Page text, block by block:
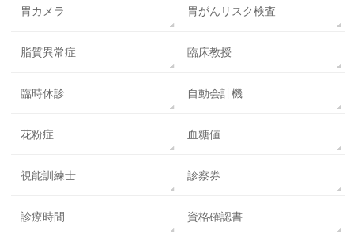
胃カメラ 胃がんリスク検査
脂質異常症 臨床教授
臨時休診 自動会計機
花粉症 血糖値
視能訓練士 診察券
診療時間 資格確認書